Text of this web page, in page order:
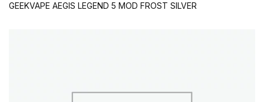
GEEKVAPE AEGIS LEGEND 5 MOD FROST SILVER